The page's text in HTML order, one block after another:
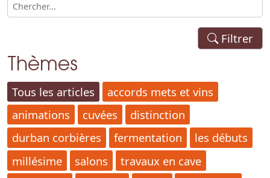
Filtrer
Thèmes
Tous les articles
accords mets et vins
animations
cuvées
distinction
durban corbières
fermentation
les débuts
millésime
salons
travaux en cave